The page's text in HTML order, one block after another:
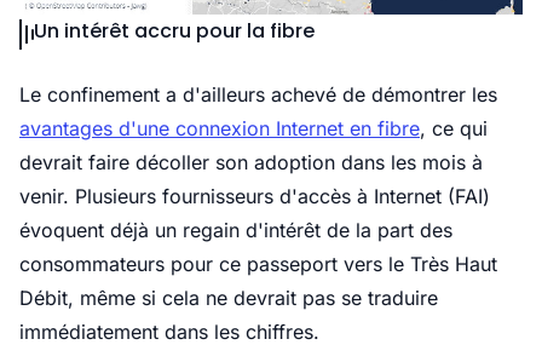
Un intérêt accru pour la fibre
Le confinement a d'ailleurs achevé de démontrer les
avantages d'une connexion Internet en fibre, ce qui
devrait faire décoller son adoption dans les mois à
venir. Plusieurs fournisseurs d'accès à Internet (FAI)
évoquent déjà un regain d'intérêt de la part des
consommateurs pour ce passeport vers le Très Haut
Débit, même si cela ne devrait pas se traduire
immédiatement dans les chiffres.